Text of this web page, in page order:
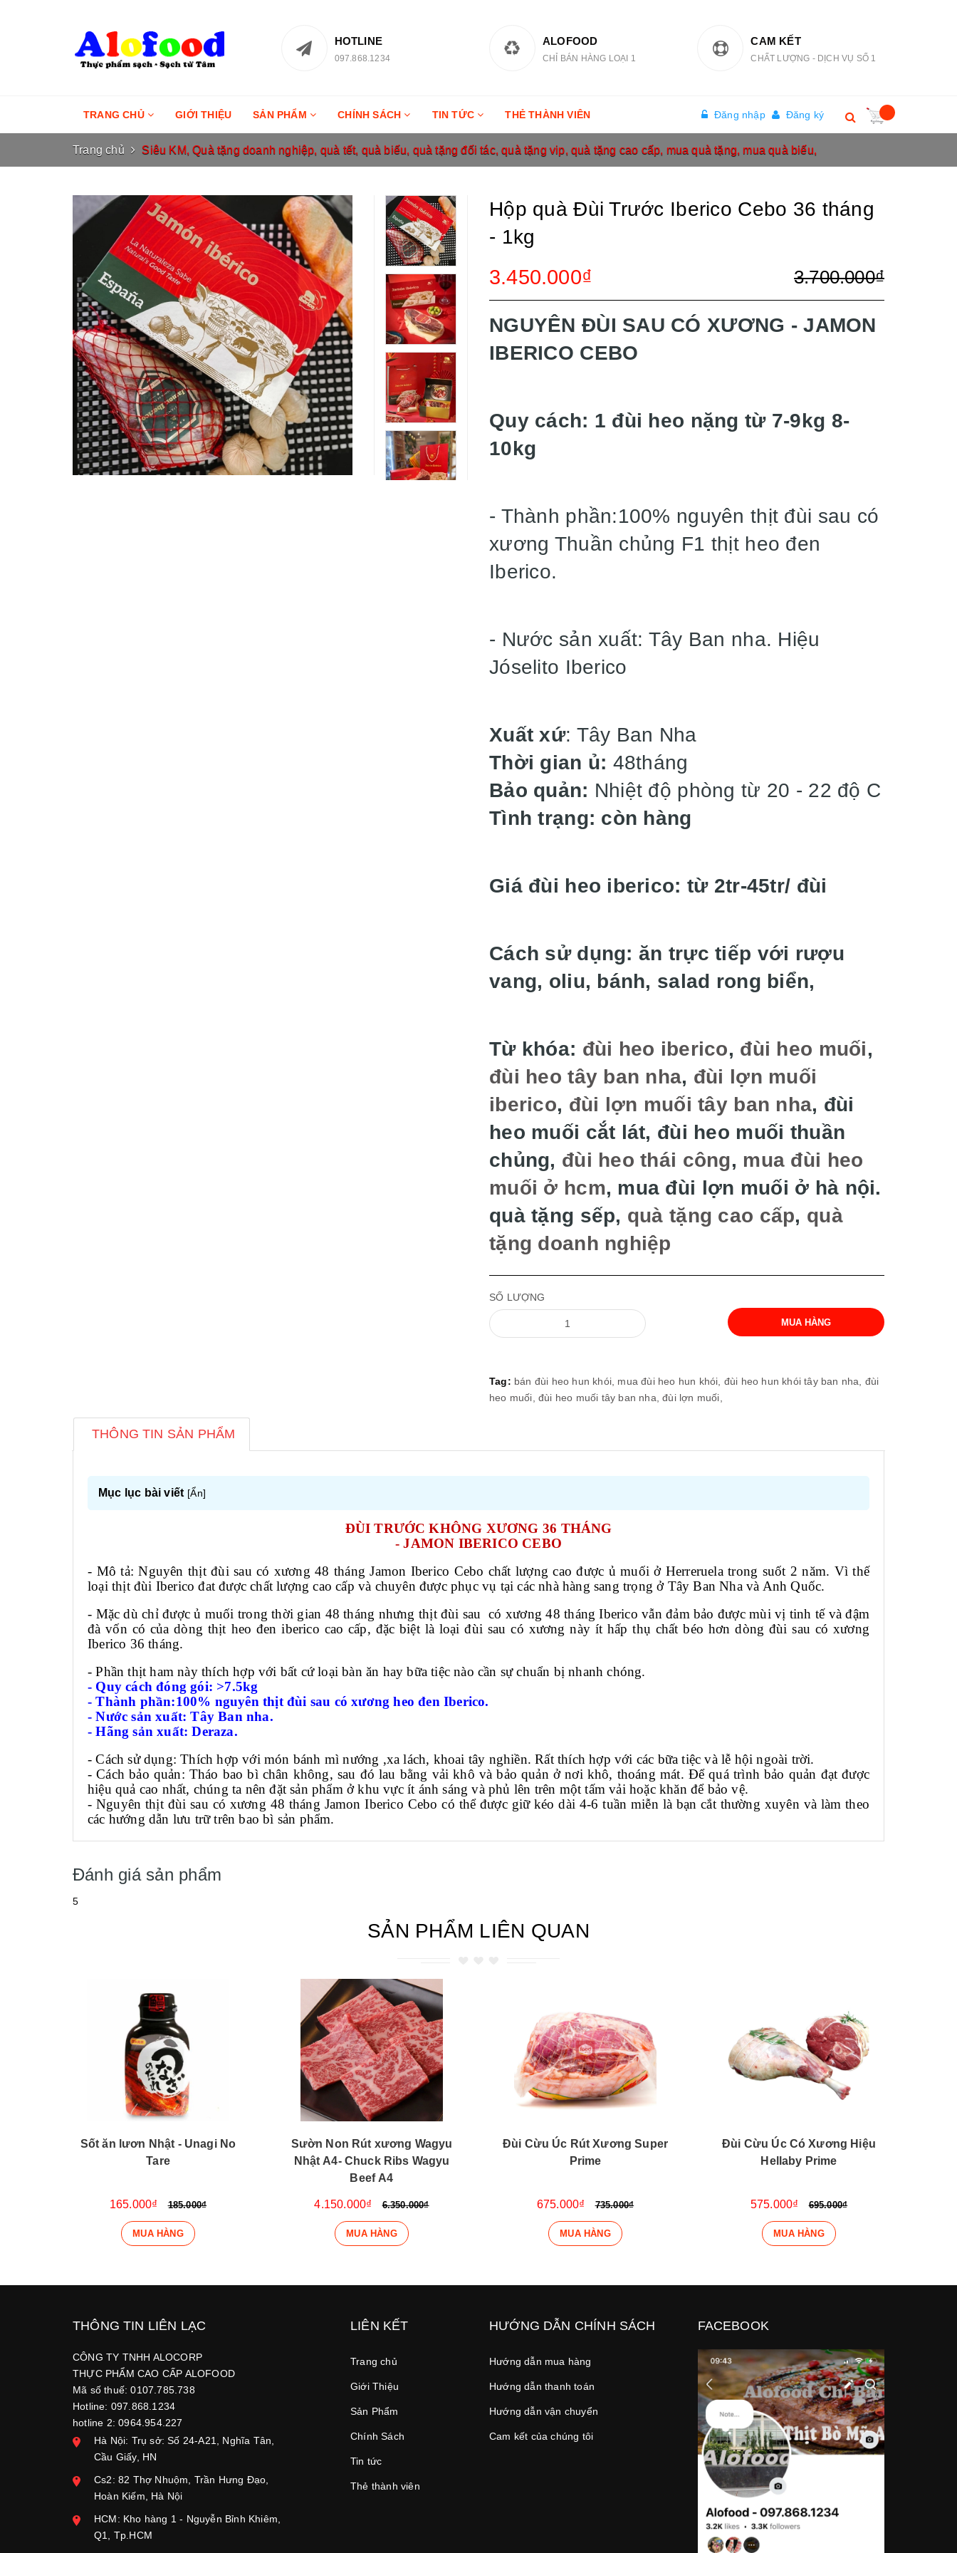
HOTLINE
097.868.1234
ALOFOOD
CHỈ BÁN HÀNG LOẠI 1
CAM KẾT
CHẤT LƯỢNG - DỊCH VỤ SỐ 1
TRANG CHỦ GIỚI THIỆU SẢN PHẨM CHÍNH SÁCH TIN TỨC THẺ THÀNH VIÊN Đăng nhập Đăng ký
Trang chủ Siêu KM, Quà tặng doanh nghiệp, quà tết, quà biếu, quà tặng đối tác, quà tặng vip, quà tặng cao cấp, mua quà tặng, mua quà biếu,
Hộp quà Đùi Trước Iberico Cebo 36 tháng
- 1kg
3.450.000₫ 3.700.000₫
NGUYÊN ĐÙI SAU CÓ XƯƠNG - JAMON
IBERICO CEBO
Quy cách: 1 đùi heo nặng từ 7-9kg 8-
10kg
- Thành phần:100% nguyên thịt đùi sau có
xương Thuần chủng F1 thịt heo đen
Iberico.
- Nước sản xuất: Tây Ban nha. Hiệu
Jóselito Iberico
Xuất xứ: Tây Ban Nha
Thời gian ủ: 48tháng
Bảo quản: Nhiệt độ phòng từ 20 - 22 độ C
Tình trạng: còn hàng
Giá đùi heo iberico: từ 2tr-45tr/ đùi
Cách sử dụng: ăn trực tiếp với rượu
vang, oliu, bánh, salad rong biển,
Từ khóa: đùi heo iberico, đùi heo muối,
đùi heo tây ban nha, đùi lợn muối
iberico, đùi lợn muối tây ban nha, đùi
heo muối cắt lát, đùi heo muối thuần
chủng, đùi heo thái công, mua đùi heo
muối ở hcm, mua đùi lợn muối ở hà nội.
quà tặng sếp, quà tặng cao cấp, quà
tặng doanh nghiệp
SỐ LƯỢNG
MUA HÀNG
Tag: bán đùi heo hun khói, mua đùi heo hun khói, đùi heo hun khói tây ban nha, đùi
heo muối, đùi heo muối tây ban nha,đùi lợn muối,
THÔNG TIN SẢN PHẨM
Mục lục bài viết [Ẩn]
ĐÙI TRƯỚC KHÔNG XƯƠNG 36 THÁNG
- JAMON IBERICO CEBO
- Mô tả: Nguyên thịt đùi sau có xương 48 tháng Jamon Iberico Cebo chất lượng cao được ủ muối ở Herreruela trong suốt 2 năm. Vì thế
loại thịt đùi Iberico đat được chất lượng cao cấp và chuyên được phục vụ tại các nhà hàng sang trọng ở Tây Ban Nha và Anh Quốc.
- Mặc dù chỉ được ủ muối trong thời gian 48 tháng nhưng thịt đùi sau có xương 48 tháng Iberico vẫn đảm bảo được mùi vị tinh tế và đậm
đà vốn có của dòng thịt heo đen iberico cao cấp, đặc biệt là loại đùi sau có xương này ít hấp thụ chất béo hơn dòng đùi sau có xương
Iberico 36 tháng.
- Phần thịt ham này thích hợp với bất cứ loại bàn ăn hay bữa tiệc nào cần sự chuẩn bị nhanh chóng.
- Quy cách đóng gói: >7.5kg
- Thành phần:100% nguyên thịt đùi sau có xương heo đen Iberico.
- Nước sản xuất: Tây Ban nha.
- Hãng sản xuất: Deraza.
- Cách sử dụng: Thích hợp với món bánh mì nướng ,xa lách, khoai tây nghiền. Rất thích hợp với các bữa tiệc và lễ hội ngoài trời.
- Cách bảo quản: Tháo bao bì chân không, sau đó lau bằng vải khô và bảo quản ở nơi khô, thoáng mát. Để quá trình bảo quản đạt được
hiệu quả cao nhất, chúng ta nên đặt sản phẩm ở khu vực ít ánh sáng và phủ lên trên một tấm vải hoặc khăn để bảo vệ.
- Nguyên thịt đùi sau có xương 48 tháng Jamon Iberico Cebo có thể được giữ kéo dài 4-6 tuần miễn là bạn cắt thường xuyên và làm theo
các hướng dẫn lưu trữ trên bao bì sản phẩm.
Đánh giá sản phẩm
5
SẢN PHẨM LIÊN QUAN
Sốt ăn lươn Nhật - Unagi No
Tare
165.000₫ 185.000₫
MUA HÀNG
Sườn Non Rút xương Wagyu
Nhật A4- Chuck Ribs Wagyu
Beef A4
4.150.000₫ 6.350.000₫
MUA HÀNG
Đùi Cừu Úc Rút Xương Super
Prime
675.000₫ 735.000₫
MUA HÀNG
Đùi Cừu Úc Có Xương Hiệu
Hellaby Prime
575.000₫ 695.000₫
MUA HÀNG
THÔNG TIN LIÊN LẠC
CÔNG TY TNHH ALOCORP
THỰC PHẨM CAO CẤP ALOFOOD
Mã số thuế: 0107.785.738
Hotline: 097.868.1234
hotline 2: 0964.954.227
Hà Nội: Trụ sở: Số 24-A21, Nghĩa Tân,
Cầu Giấy, HN
Cs2: 82 Thợ Nhuộm, Trần Hưng Đạo,
Hoàn Kiếm, Hà Nội
HCM: Kho hàng 1 - Nguyễn Bỉnh Khiêm,
Q1, Tp.HCM
LIÊN KẾT
Trang chủ
Giới Thiệu
Sản Phẩm
Chính Sách
Tin tức
Thẻ thành viên
HƯỚNG DẪN CHÍNH SÁCH
Hướng dẫn mua hàng
Hướng dẫn thanh toán
Hướng dẫn vận chuyển
Cam kết của chúng tôi
FACEBOOK